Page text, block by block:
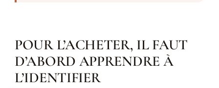
POUR L’ACHETER, IL FAUT
D’ABORD APPRENDRE À
L’IDENTIFIER